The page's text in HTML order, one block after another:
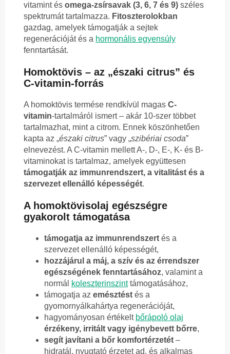
vitamint és omega-zsírsavak (3, 6, 7 és 9) széles
spektrumát tartalmazza. Fitoszterolokban
gazdag, amelyek támogatják a sejtek
regenerációját és a hormonális egyensúly
fenntartását.
Homoktövis – az „északi citrus” és
C-vitamin-forrás
A homoktövis termése rendkívül magas C-
vitamin-tartalmáról ismert – akár 10-szer többet
tartalmazhat, mint a citrom. Ennek köszönhetően
kapta az „északi citrus” vagy „szibériai csoda”
elnevezést. A C-vitamin mellett A-, D-, E-, K- és B-
vitaminokat is tartalmaz, amelyek együttesen
támogatják az immunrendszert, a vitalitást és a
szervezet ellenálló képességét.
A homoktövisolaj egészségre
gyakorolt támogatása
támogatja az immunrendszert és a
szervezet ellenálló képességét,
hozzájárul a máj, a szív és az érrendszer
egészségének fenntartásához, valamint a
normál
koleszterinszinttámogatásához,
támogatja az emésztést és a
gyomornyálkahártya regenerációját,
hagyományosan értékelt bőrápoló olaj
érzékeny, irritált vagy igénybevett bőrre,
segít javítani a bőr komfortérzetét –
hidratál, nyugtató érzetet ad, és alkalmas